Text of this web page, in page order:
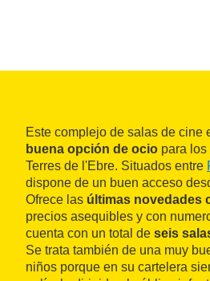
Este complejo de salas de cine
buena opción de ocio para
Terres de l'Ebre. Situados entre
dispone de un buen acceso
Ofrece las últimas novedades
precios asequibles y con
cuenta con un total de seis
Se trata también de una muy
niños porque en su cartelera